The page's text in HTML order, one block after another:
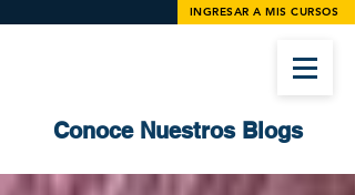
INGRESAR A MIS CURSOS
Conoce Nuestros Blogs